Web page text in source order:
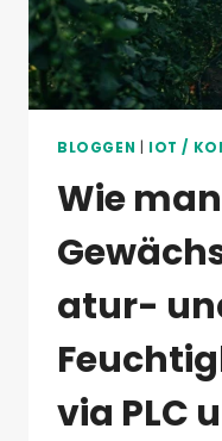
BLOGGEN IOT /
Wie man
atur-
via PLC